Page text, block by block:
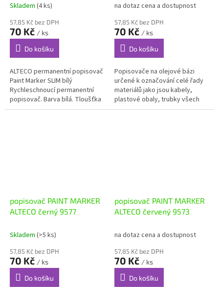
Skladem (4 ks)
57,85 Kč bez DPH
70 Kč / ks
Do košíku
ALTECO permanentní popisovač
Paint Marker SLIM bílý
Rychleschnoucí permanentní
popisovač. Barva bílá. Tloušťka
hrotu 1 - 2 mm
na dotaz cena a dostupnost
57,85 Kč bez DPH
70 Kč / ks
Do košíku
Popisovače na olejové bázi
určené k označování celé řady
materiálů jako jsou kabely,
plastové obaly, trubky všech
materiálů, skleněné výrobky,
popisovač PAINT MARKER
ALTECO černý 9577
Skladem (>5 ks)
57,85 Kč bez DPH
70 Kč / ks
Do košíku
popisovač PAINT MARKER
ALTECO červený 9573
na dotaz cena a dostupnost
57,85 Kč bez DPH
70 Kč / ks
Do košíku